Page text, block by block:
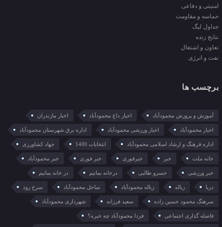
امنیتی و دفاعی
حماسه و مقاومت
جداول لیگ
نتایج زنده
تعاون و اشتغال
نفت و انرژی
برچسب ها
آموزش و پرورش محمودآباد اخبار داغ محمودآباد اخبار مازندران
اخبار محمودآباد اخبار ورزشی محمودآباد اداره برق شهرستان محمودآباد
اداره فرهنگ و ارشاد اسلامی محمودآباد انتخابات 1400 جهاد کشاورزی
خانه ملت خبر خبرفوری خبر فوری خبر محمودآباد
خبر ورزشی خسرو طالبی درخانه بمانیم در خانه بمانیم
دریا زباله زباله محمودآباد ساحل محمودآباد سرخ رود
سرهنگ محمود حسین زاده سعید فرزانه شهرداری محمودآباد
فاصله گذاری اجتماعی فردا محمودآباد چه خبره؟